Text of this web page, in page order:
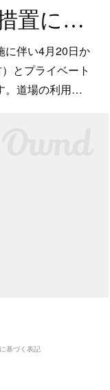
まん延防止等重点措置に伴う営業について
に伴い4月20日か
とプライベート
。道場の利用…
基づく表記